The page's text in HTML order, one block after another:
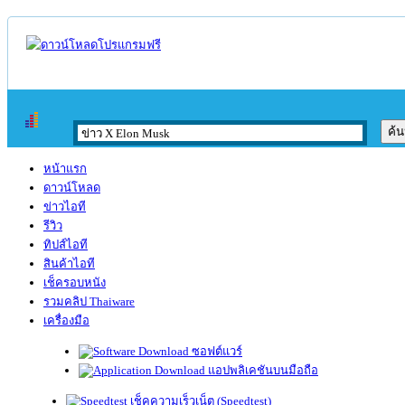
หน้าแรก
ดาวน์โหลด
ข่าวไอที
รีวิว
ทิปส์ไอที
สินค้าไอที
เช็ครอบหนัง
รวมคลิป Thaiware
เครื่องมือ
ซอฟต์แวร์
แอปพลิเคชันบนมือถือ
เช็คความเร็วเน็ต (Speedtest)